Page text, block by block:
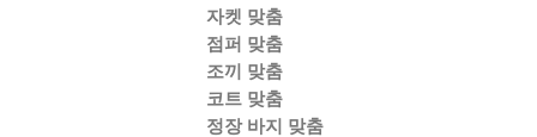
자켓 맞춤
점퍼 맞춤
조끼 맞춤
코트 맞춤
정장 바지 맞춤